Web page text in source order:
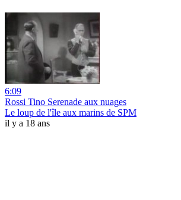
6:09
Rossi Tino Serenade aux nuages
Le loup de l'île aux marins de SPM
il y a 18 ans